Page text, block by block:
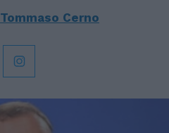
Tommaso Cerno